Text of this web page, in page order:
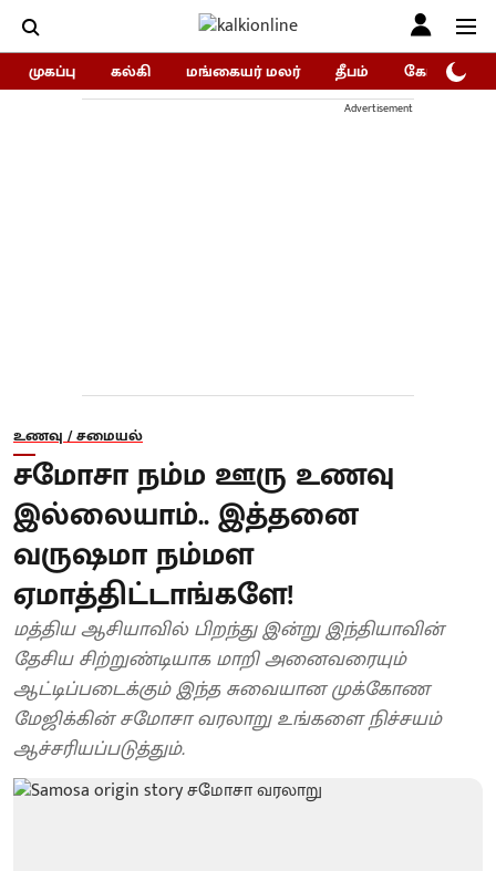
முகப்பு கல்கி மங்கையர் மலர் தீபம் கோகுலம்/
Advertisement
உணவு / சமையல்
சமோசா நம்ம ஊரு உணவு
இல்லையாம்.. இத்தனை
வருஷமா நம்மள
ஏமாத்திட்டாங்களே!
மத்திய ஆசியாவில் பிறந்து இன்று இந்தியாவின்
தேசிய சிற்றுண்டியாக மாறி அனைவரையும்
ஆட்டிப்படைக்கும் இந்த சுவையான முக்கோண
மேஜிக்கின் சமோசா வரலாறு உங்களை நிச்சயம்
ஆச்சரியப்படுத்தும்.